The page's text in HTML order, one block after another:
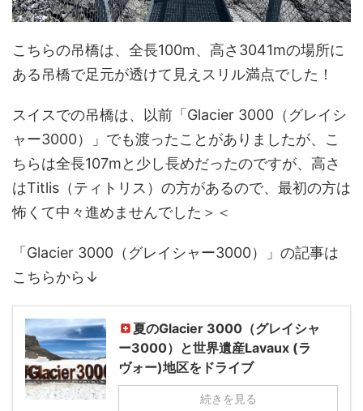
こちらの吊橋は、全長100m、高さ3041mの場所に
ある吊橋で足元が透けて見えスリル満点でした！
スイスでの吊橋は、以前「Glacier 3000（グレイシ
ャー3000）」でも渡ったことがありましたが、こ
ちらは全長107mと少し長めだったのですが、高さ
はTitlis（ティトリス）の方があるので、最初の方は
怖くて中々進めませんでした＞＜
「Glacier 3000（グレイシャー3000）」の記事は
こちらから↓
夏のGlacier 3000（グレイシャ
ー3000）と世界遺産Lavaux (ラ
ヴォー)地区をドライブ
続きを見る